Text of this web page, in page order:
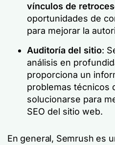
vínculos de
oportunidades de
para mejorar la
Auditoría del sitio:
análisis en
proporciona un
problemas técnicos
solucionarse para
SEO del sitio web.
En general, Semrush es